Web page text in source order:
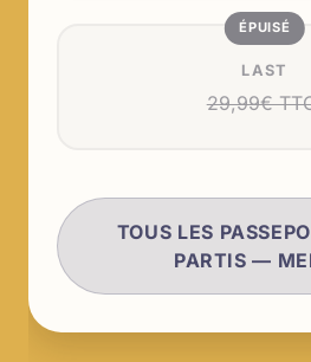
LAST
29,99€
TOUS LES
PARTIS —